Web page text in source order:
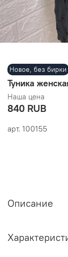
Новое, без бирки
арт. 100155
Туника
Наша цена
840 RUB
Описание